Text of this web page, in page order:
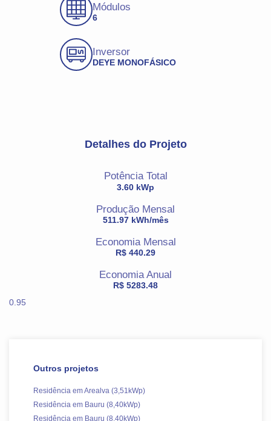
Detalhes do Projeto
Potência Total
3.60 kWp
Produção Mensal
511.97 kWh/mês
Economia Mensal
R$ 440.29
Economia Anual
R$ 5283.48
0.95
Outros projetos
Residência em Arealva (3,51kWp)
Residência em Bauru (8,40kWp)
Residência em Bauru (8,40kWp)
Módulos
6
Inversor
DEYE MONOFÁSICO